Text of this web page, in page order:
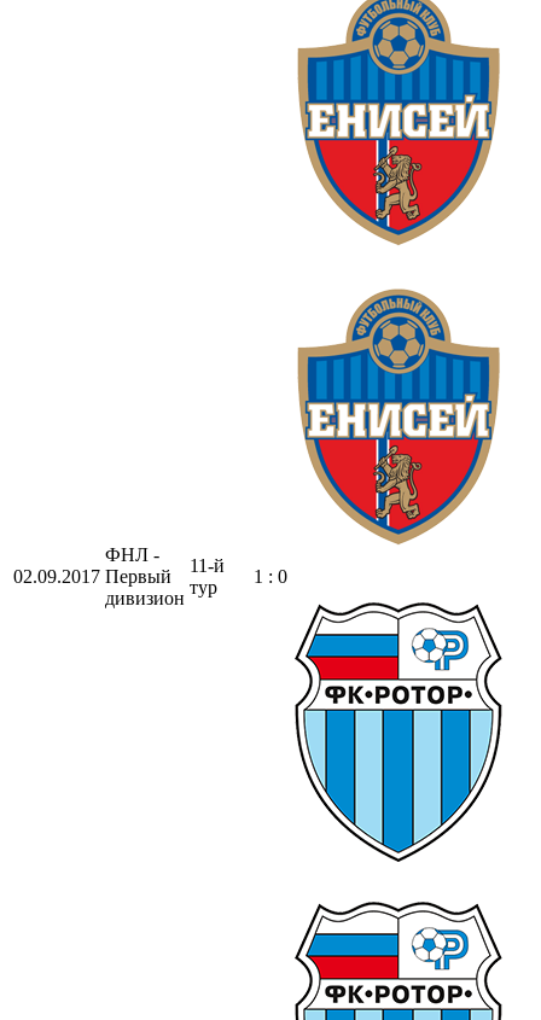
02.09.2017
ФНЛ -
Первый
дивизион
11-й
тур
1 : 0